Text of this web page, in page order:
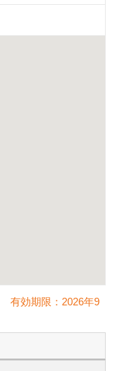
有効期限： 2026年9